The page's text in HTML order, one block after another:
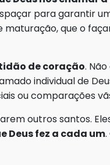
para garantir
que o
de coração.
individual de
ou comparações
outros santos.
Deus fez a cada um